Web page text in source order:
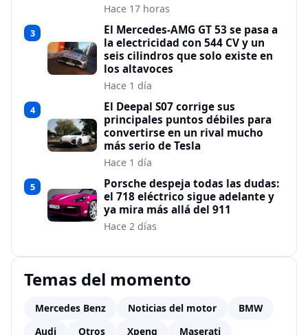
Hace 17 horas
3
El Mercedes-AMG GT 53 se pasa a
la electricidad con 544 CV y un
seis cilindros que solo existe en
los altavoces
Hace 1 día
4
El Deepal S07 corrige sus
principales puntos débiles para
convertirse en un rival mucho
más serio de Tesla
Hace 1 día
5
Porsche despeja todas las dudas:
el 718 eléctrico sigue adelante y
ya mira más allá del 911
Hace 2 días
Temas del momento
Mercedes Benz Noticias del motor
BMW
Audi
Otros Xpeng Maserati